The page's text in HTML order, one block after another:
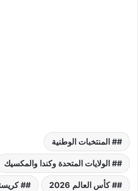
# المنتخبات الوطنية
# الولايات المتحدة وكندا والمكسيك
# كأس العالم 2026 #